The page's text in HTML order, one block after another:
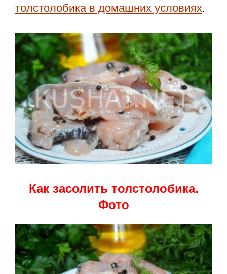
толстолобика в домашних условиях.
Как засолить толстолобика.
Фото